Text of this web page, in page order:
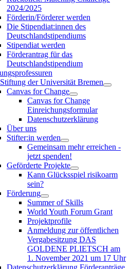
2024/2025
Förderin/Förderer werden
Die Stipendiat:innen des
Deutschlandstipendiums
Stipendiat werden
Förderantrag für das
Deutschlandstipendium
der Universität Bremen
Canvas for Change
Canvas for Change
Einreichungsformular
Datenschutzerklärung
Über uns
Stifter:in werden
Gemeinsam mehr erreichen -
jetzt spenden!
Geförderte Projekte
Kann Glücksspiel risikoarm
sein?
Förderung
Summer of Skills
World Youth Forum Grant
Projektprofile
Anmeldung zur öffentlichen
Vergabesitzung DAS
GOLDENE PLIETSCH am
1. November 2021 um 17 Uhr
Datenschutzerklärung Förderanträge